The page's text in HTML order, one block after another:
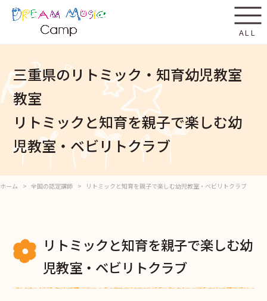
ALL
三重県のリトミック・知育幼児教室
教室
リトミックと知育を親子で楽しむ幼
児教室・ベビリトクラブ
ホーム 全国の認定講師 リトミックと知育を親子で楽しむ幼児教室・ベビリトクラブ
リトミックと知育を親子で楽しむ幼
児教室・ベビリトクラブ